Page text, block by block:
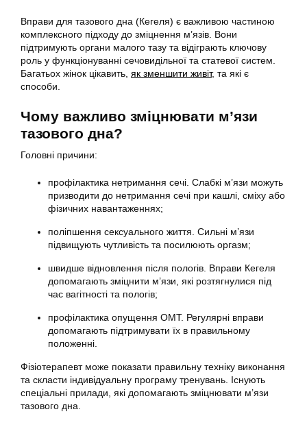
Вправи для тазового дна (Кегеля) є важливою частиною
комплексного підходу до зміцнення м’язів. Вони
підтримують органи малого тазу та відіграють ключову
роль у функціонуванні сечовидільної та статевої систем.
Багатьох жінок цікавить, як зменшити живіт, та які є
способи.
Чому важливо зміцнювати м’язи
тазового дна?
Головні причини:
профілактика нетримання сечі. Слабкі м’язи можуть
призводити до нетримання сечі при кашлі, сміху або
фізичних навантаженнях;
поліпшення сексуального життя. Сильні м’язи
підвищують чутливість та посилюють оргазм;
швидше відновлення після пологів. Вправи Кегеля
допомагають зміцнити м’язи, які розтягнулися під
час вагітності та пологів;
профілактика опущення ОМТ. Регулярні вправи
допомагають підтримувати їх в правильному
положенні.
Фізіотерапевт може показати правильну техніку виконання
та скласти індивідуальну програму тренувань. Існують
спеціальні прилади, які допомагають зміцнювати м’язи
тазового дна.